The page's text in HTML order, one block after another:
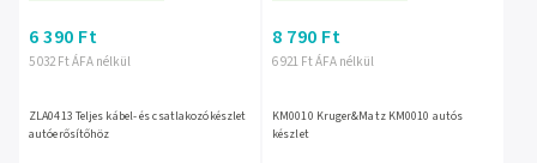
5 032 Ft ÁFA nélkül
6 390 Ft
ZLA0413 Teljes kábel- és csatlakozókészlet
autóerősítőhöz
6 921 Ft ÁFA nélkül
8 790 Ft
KM0010 Kruger&Matz KM0010 autós
készlet